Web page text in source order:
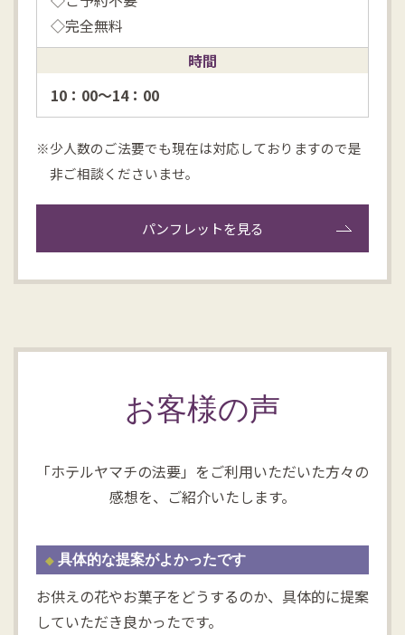
◇完全無料
時間
10：00～14：00
※少人数のご法要でも現在は対応しておりますので是
非ご相談くださいませ。
パンフレットを見る
お客様の声
「ホテルヤマチの法要」をご利用いただいた方々の
感想を、ご紹介いたします。
具体的な提案がよかったです
お供えの花やお菓子をどうするのか、具体的に提案
していただき良かったです。